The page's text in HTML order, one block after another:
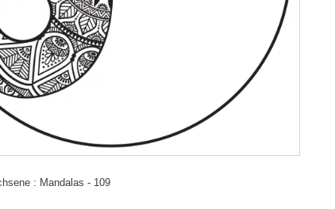
: Mandalas - 109